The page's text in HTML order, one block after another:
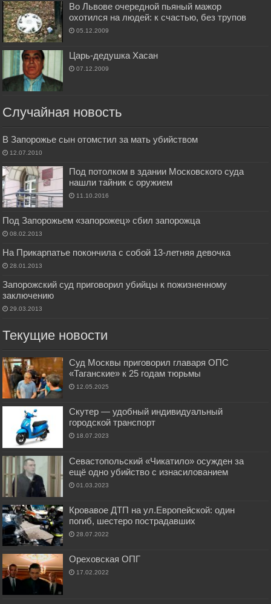
Во Львове очередной пьяный мажор
охотился на людей: к счастью, без трупов
05.12.2009
Царь-дедушка Хасан
07.12.2009
Случайная новость
В Запорожье сын отомстил за мать убийством
12.07.2010
Под потолком в здании Московского суда
нашли тайник с оружием
11.10.2016
Под Запорожьем «запорожец» сбил запорожца
08.02.2013
На Прикарпатье покончила с собой 13-летняя девочка
28.01.2013
Запорожский суд приговорил убийцы к пожизненному
заключению
29.03.2013
Текущие новости
Суд Москвы приговорил главаря ОПС
«Таганские» к 25 годам тюрьмы
12.05.2025
Скутер — удобный индивидуальный
городской транспорт
18.07.2023
Севастопольский «Чикатило» осужден за
ещё одно убийство с изнасилованием
01.03.2023
Кровавое ДТП на ул.Европейской: один
погиб, шестеро пострадавших
28.07.2022
Ореховская ОПГ
17.02.2022